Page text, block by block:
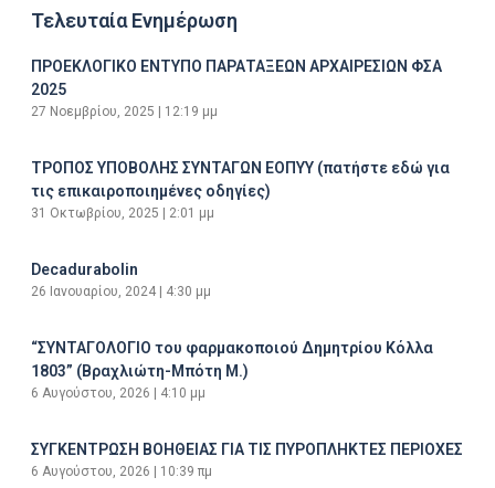
Τελευταία Ενημέρωση
ΠΡΟΕΚΛΟΓΙΚΟ ΕΝΤΥΠΟ ΠΑΡΑΤΑΞΕΩΝ ΑΡΧΑΙΡΕΣΙΩΝ ΦΣΑ
2025
27 Νοεμβρίου, 2025 12:19 μμ
ΤΡΟΠΟΣ ΥΠΟΒΟΛΗΣ ΣΥΝΤΑΓΩΝ ΕΟΠΥΥ (πατήστε εδώ για
τις επικαιροποιημένες οδηγίες)
31 Οκτωβρίου, 2025 2:01 μμ
Decadurabolin
26 Ιανουαρίου, 2024 4:30 μμ
“ΣΥΝΤΑΓΟΛΟΓΙΟ του φαρμακοποιού Δημητρίου Κόλλα
1803” (Βραχλιώτη-Μπότη Μ.)
6 Αυγούστου, 2026 4:10 μμ
ΣΥΓΚΕΝΤΡΩΣΗ ΒΟΗΘΕΙΑΣ ΓΙΑ ΤΙΣ ΠΥΡΟΠΛΗΚΤΕΣ ΠΕΡΙΟΧΕΣ
6 Αυγούστου, 2026 10:39 πμ